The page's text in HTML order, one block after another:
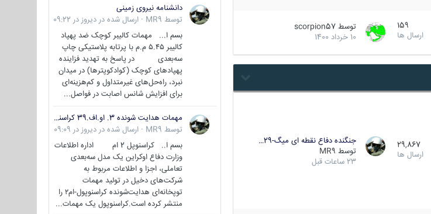
159
ارسال ها
توسط scorpion57
10 خرداد 1400
29,867
ارسال ها
جنگنده دفاع نقطه ای میگ-29…
توسط MR9
23 ساعات قبل
دانشنامه نیروی زمینی
توسط MR9
· ارسال شده در دیروز در 09:22
بسم ا... مهمات کالیبر کوچک ضد پهپاد
کالیبر ۵.۴۵ م.م با پرتابه پلاستیکی چاپ
سه‌بعدی در پاسخ به تهدید فزاینده
پهپادهای کوچک (کوادکوپترها) در میدان
نبرد، راه‌حل‌های غیرمتداول و کم‌هزینه‌ای
برای افزایش شانس اصابت در فواصل...
مهمات هدایت شونده 3. او.اف.39 کراسنوپل/بصیر( Krasnopol 3OF39 )
توسط MR9
· ارسال شده در دیروز در 09:09
بسم ا.. کراسنوپل 2 ام اداره اطلاعات
وزارت دفاع اوکراین یک مدل سه‌بعدی
تعاملی، اجزا و اطلاعات مربوط به
شرکت‌های دخیل در تولید مهمات
توپخانه‌ای هدایت‌شونده کراسنوپول-ام۲ را
منتشر کرده است.کراسنوپول یک مهمات...